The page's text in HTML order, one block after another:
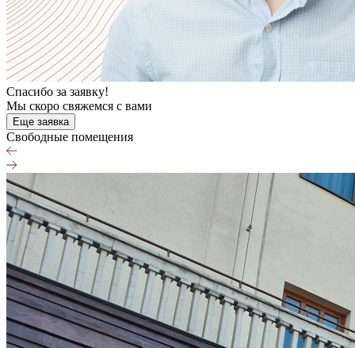
Спасибо за заявку!
Мы скоро свяжемся с вами
Еще заявка
Cвободные помещения